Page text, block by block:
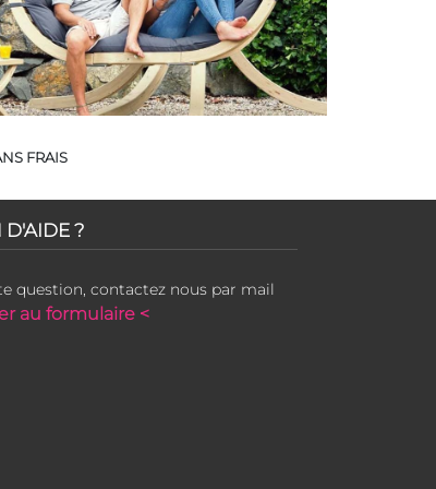
FRAIS
D'AIDE ?
question, contactez nous par mail
au formulaire <